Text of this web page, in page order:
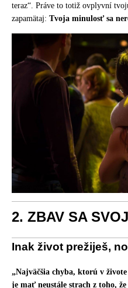
teraz“. Práve to totiž ovplyvní
zapamätaj: Tvoja minulosť sa
2. ZBAV SA
Inak život prežiješ,
„Najväčšia chyba, ktorú v
je mať neustále strach z toho,